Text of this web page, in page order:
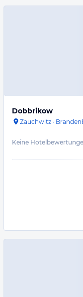
Dobbrikow
Zauchwitz ·
Keine